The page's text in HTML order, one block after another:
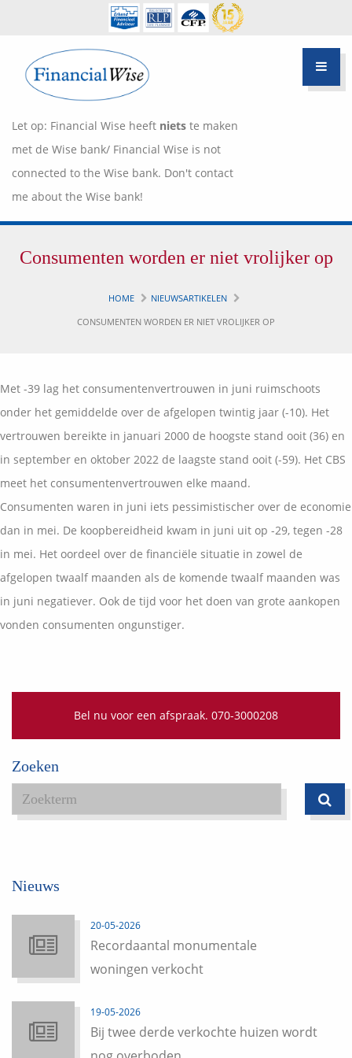
Let op: Financial Wise heeft niets te maken
met de Wise bank/ Financial Wise is not
connected to the Wise bank. Don't contact
me about the Wise bank!
Onderhoudsabonnementen
Contact
Klanten over
Blog
Inloggen Klantportaal
Toekomstig inkomen
Consumenten worden er niet vrolijker op
HOME
NIEUWSARTIKELEN
CONSUMENTEN WORDEN ER NIET VROLIJKER OP
Met -39 lag het consumentenvertrouwen in juni ruimschoots
onder het gemiddelde over de afgelopen twintig jaar (-10). Het
vertrouwen bereikte in januari 2000 de hoogste stand ooit (36) en
in september en oktober 2022 de laagste stand ooit (-59). Het CBS
meet het consumentenvertrouwen elke maand.
Consumenten waren in juni iets pessimistischer over de economie
dan in mei. De koopbereidheid kwam in juni uit op -29, tegen -28
in mei. Het oordeel over de financiële situatie in zowel de
afgelopen twaalf maanden als de komende twaalf maanden was
in juni negatiever. Ook de tijd voor het doen van grote aankopen
vonden consumenten ongunstiger.
Bel nu voor een afspraak. 070-3000208
Zoeken
Nieuws
20-05-2026
Recordaantal monumentale
woningen verkocht
19-05-2026
Bij twee derde verkochte huizen wordt